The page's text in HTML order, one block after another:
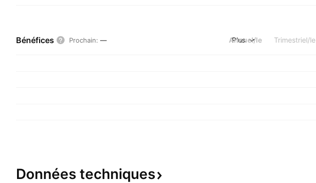
Bénéfices Prochain: — Annuel/le Trimestriel/le
Plus
Données techniques